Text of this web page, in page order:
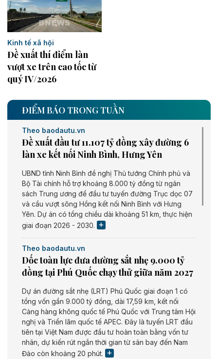
Kinh tế xã hội
Đề xuất thí điểm làn
vượt xe trên cao tốc từ
quý IV/2026
ĐIỂM BÁO TRONG TUẦN
Theo baodautu.vn
Đề xuất đầu tư 11.107 tỷ đồng xây đường 6
làn xe kết nối Ninh Bình, Hưng Yên
UBND tỉnh Ninh Bình đề nghị Thủ tướng Chính phủ và
Bộ Tài chính hỗ trợ khoảng 8.000 tỷ đồng từ ngân
sách Trung ương để đầu tư tuyến đường Trục dọc 07
và cầu vượt sông Hồng kết nối Ninh Bình với Hưng
Yên. Dự án có tổng chiều dài khoảng 51 km, thực hiện
giai đoạn 2026 - 2030.
Theo baodautu.vn
Dốc toàn lực đưa đường sắt nhẹ 9.000 tỷ
đồng tại Phú Quốc chạy thử giữa năm 2027
Dự án đường sắt nhẹ (LRT) Phú Quốc giai đoạn 1 có
tổng vốn gần 9.000 tỷ đồng, dài 17,59 km, kết nối
Cảng hàng không quốc tế Phú Quốc với Trung tâm Hội
nghị và Triển lãm quốc tế APEC. Đây là tuyến LRT đầu
tiên tại Việt Nam được đầu tư hoàn toàn bằng vốn tư
nhân, dự kiến rút ngắn thời gian từ sân bay đến Nam
Đảo còn khoảng 20 phút.